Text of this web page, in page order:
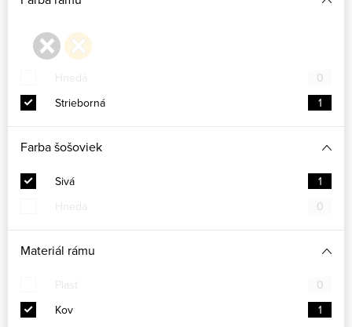
Hnedá
0
Strieborná
1
Farba šošoviek
Sivá
1
Hnedá
0
Materiál rámu
Plast
0
Kov
1